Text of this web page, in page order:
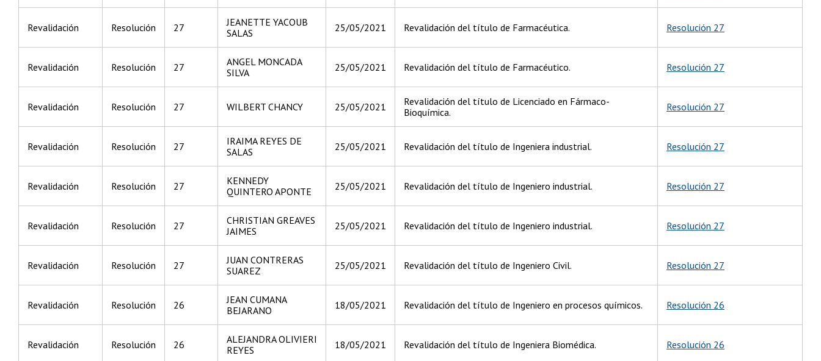
Revalidación Resolución 27
JEANETTE YACOUB
SALAS
25/05/2021 Revalidación del título de Farmacéutica. Resolución 27
Revalidación Resolución 27
ANGEL MONCADA
SILVA
25/05/2021 Revalidación del título de Farmacéutico. Resolución 27
Revalidación Resolución 27 WILBERT CHANCY 25/05/2021
Revalidación del título de Licenciado en Fármaco-
Bioquímica.
Resolución 27
Revalidación Resolución 27
IRAIMA REYES DE
SALAS
25/05/2021 Revalidación del título de Ingeniera industrial. Resolución 27
Revalidación Resolución 27
KENNEDY
QUINTERO APONTE
25/05/2021 Revalidación del título de Ingeniero industrial. Resolución 27
Revalidación Resolución 27
CHRISTIAN GREAVES
JAIMES
25/05/2021 Revalidación del título de Ingeniero industrial. Resolución 27
Revalidación Resolución 27
JUAN CONTRERAS
SUAREZ
25/05/2021 Revalidación del título de Ingeniero Civil. Resolución 27
Revalidación Resolución 26
JEAN CUMANA
BEJARANO
18/05/2021 Revalidación del título de Ingeniero en procesos químicos. Resolución 26
Revalidación Resolución 26
ALEJANDRA OLIVIERI
REYES
18/05/2021 Revalidación del título de Ingeniera Biomédica. Resolución 26